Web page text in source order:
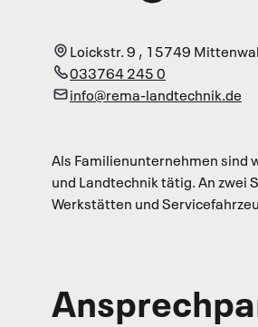
Loickstr. 9 , 15749
033764 245 0
info@rema-landtechnik.de
Als Familienunternehmen sind
und Landtechnik tätig. An zwei
Werkstätten und